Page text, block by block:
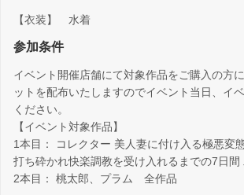
【衣装】 水着
参加条件
イベント開催店舗にて対象作品をご購入の方
ットを配布いたしますのでイベント当日、イ
ください。
【イベント対象作品】
1本目： コレクター 美人妻に付け入る極悪変
打ち砕かれ快楽調教を受け入れるまでの7日間
2本目： 桃太郎、プラム 全作品